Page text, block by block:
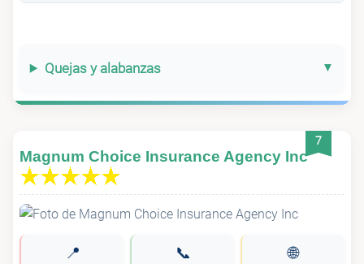
Quejas y alabanzas
7
Magnum Choice Insurance Agency Inc
📍 📞 🌐